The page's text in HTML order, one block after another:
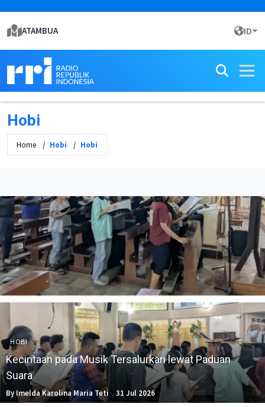
ATAMBUA ID
Hobi
Home Hobi Hobi
HOBI
Kecintaan pada Musik Tersalurkan lewat Paduan
Suara
By Imelda Karolina Maria Teti 31 Jul 2026